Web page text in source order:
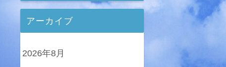
アーカイブ
2026年8月